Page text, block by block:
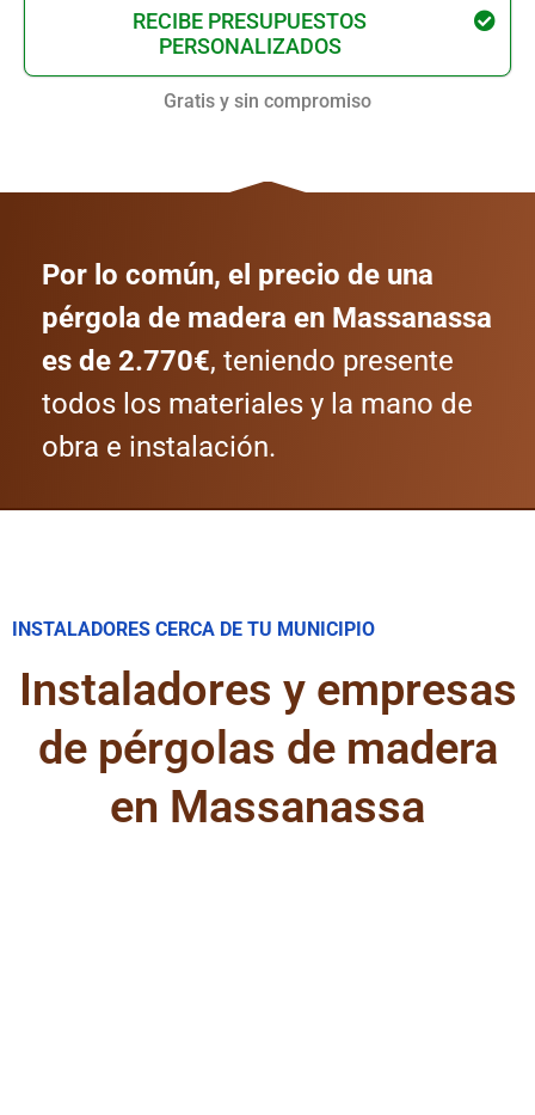
RECIBE PRESUPUESTOS
PERSONALIZADOS
Gratis y sin compromiso
Por lo común, el precio de una
pérgola de madera en Massanassa
es de 2.770€, teniendo presente
todos los materiales y la mano de
obra e instalación.
INSTALADORES CERCA DE TU MUNICIPIO
Instaladores y empresas
de pérgolas de madera
en Massanassa